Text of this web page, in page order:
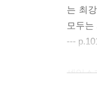
는 최
모두
---
셰익스